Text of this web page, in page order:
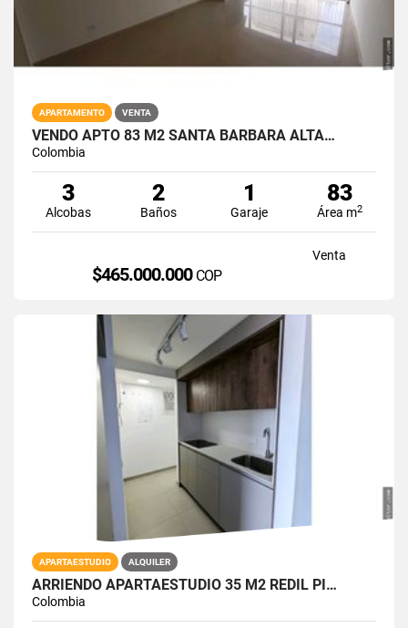
APARTAMENTO VENTA
VENDO APTO 83 M2 SANTA BARBARA ALTA…
Colombia
3
Alcobas
2
Baños
1
Garaje
83
Área m2
Venta
$465.000.000 COP
APARTAESTUDIO ALQUILER
ARRIENDO APARTAESTUDIO 35 M2 REDIL PI…
Colombia